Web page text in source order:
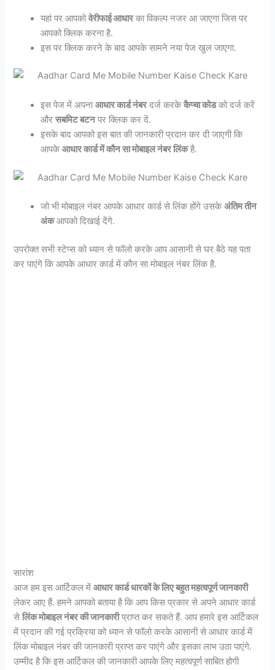
यहां पर आपकोवेरीफाई आधारका विकल्प नजर आ जाएगा जिस पर
आपको क्लिक करना है.
इस पर क्लिक करने के बाद आपके सामने नया पेज खुल जाएगा.
इस पेज में अपनाआधार कार्ड नंबरदर्ज करकेकैप्चा कोडको दर्ज करें
औरसबमिट बटनपर क्लिक कर दें.
इसके बाद आपको इस बात की जानकारी प्रदान कर दी जाएगी कि
आपकेआधार कार्ड में कौन सा मोबाइल नंबर लिंकहै.
जो भी मोबाइल नंबर आपके आधार कार्ड से लिंक होंगे उसकेअंतिम तीन
अंकआपको दिखाई देंगे.
उपरोक्त सभी स्टेप्स को ध्यान से फॉलो करके आप आसानी से घर बैठे यह पता
कर पाएंगे कि आपके आधार कार्ड में कौन सा मोबाइल नंबर लिंक है.
सारांश
आज हम इस आर्टिकल मेंआधार कार्ड धारकों के लिए बहुत महत्वपूर्ण जानकारी
लेकर आए हैं. हमने आपको बताया है कि आप किस प्रकार से अपने आधार कार्ड
सेलिंक मोबाइल नंबर की जानकारीप्राप्त कर सकते हैं. आप हमारे इस आर्टिकल
में प्रदान की गई प्रक्रिया को ध्यान से फॉलो करके आसानी से आधार कार्ड में
लिंक मोबाइल नंबर की जानकारी प्राप्त कर पाएंगे और इसका लाभ उठा पाएंगे.
उम्मीद है कि इस आर्टिकल की जानकारी आपके लिए महत्वपूर्ण साबित होगी